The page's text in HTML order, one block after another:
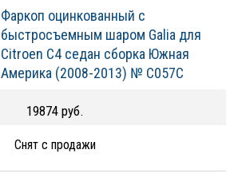
Фаркоп оцинкованный с
быстросъемным шаром Galia для
Citroen C4 седан сборка Южная
Америка (2008-2013) № C057C
19874 руб.
Снят с продажи